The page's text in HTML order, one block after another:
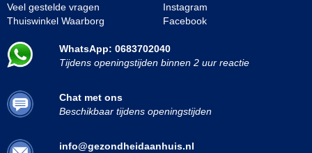
Veel gestelde vragen
Thuiswinkel Waarborg
Instagram
Facebook
WhatsApp: 0683702040
Tijdens openingstijden binnen 2 uur reactie
Chat met ons
Beschikbaar tijdens openingstijden
info@gezondheidaanhuis.nl